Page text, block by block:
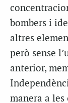
bombers i
altres
però sense
anterior,
manera a les